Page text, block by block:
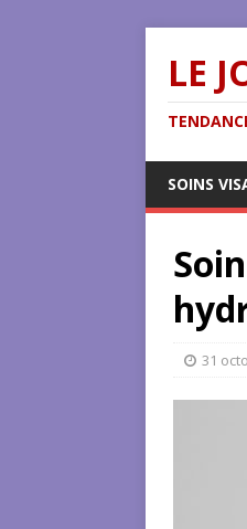
LE
SOINS
31